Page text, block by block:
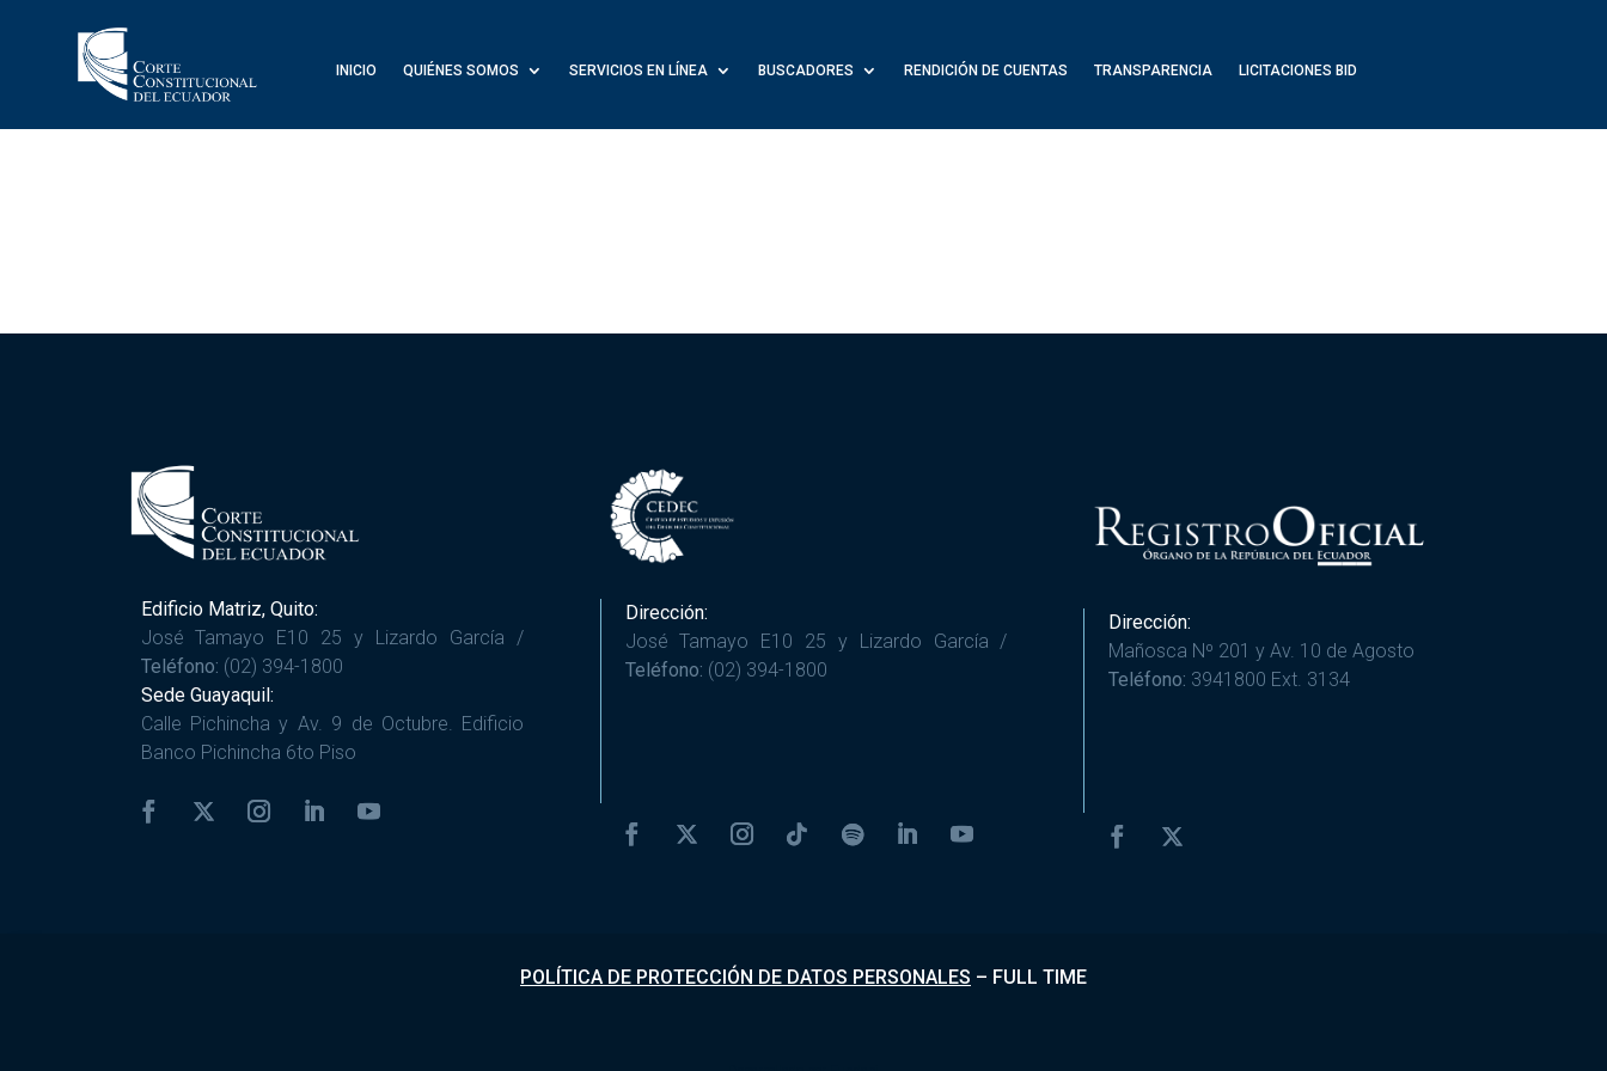
INICIO QUIÉNES SOMOS SERVICIOS EN LÍNEA BUSCADORES RENDICIÓN DE CUENTAS TRANSPARENCIA LICITACIONES BID
Edificio Matriz, Quito:
José Tamayo E10 25 y Lizardo García /
Teléfono: (02) 394-1800
Sede Guayaquil:
Calle Pichincha y Av. 9 de Octubre. Edificio
Banco Pichincha 6to Piso
Dirección:
José Tamayo E10 25 y Lizardo García /
Teléfono: (02) 394-1800
Dirección:
Mañosca Nº 201 y Av. 10 de Agosto
Teléfono: 3941800 Ext. 3134
POLÍTICA DE PROTECCIÓN DE DATOS PERSONALES – FULL TIME